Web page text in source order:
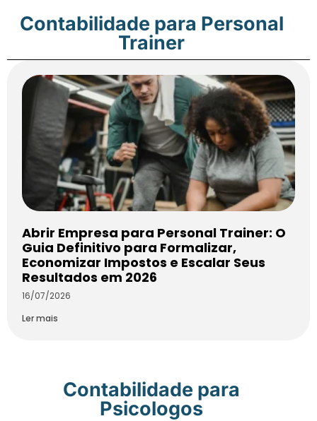
Contabilidade para Personal
Trainer
Abrir Empresa para Personal Trainer: O
Guia Definitivo para Formalizar,
Economizar Impostos e Escalar Seus
Resultados em 2026
16/07/2026
Ler mais
Contabilidade para
Psicologos